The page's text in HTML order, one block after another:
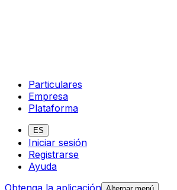
Particulares
Empresa
Plataforma
ES
Iniciar sesión
Registrarse
Ayuda
Obtenga la aplicación